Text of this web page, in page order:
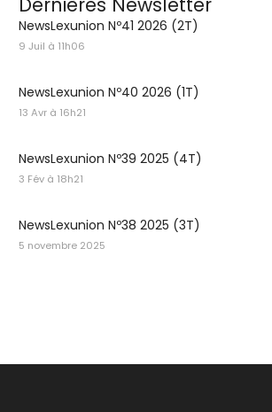
NewsLexunion Nº41 2026 (2T)
9 Juil à 11h06
NewsLexunion Nº40 2026 (1T)
13 Avr à 16h21
NewsLexunion Nº39 2025 (4T)
3 Fév à 18h21
NewsLexunion Nº38 2025 (3T)
5 novembre 2025